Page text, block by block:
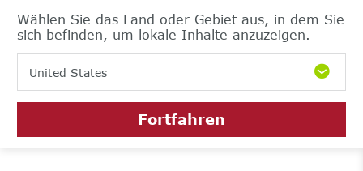
Wählen Sie das Land oder Gebiet aus, in dem Sie
sich befinden, um lokale Inhalte anzuzeigen.
United States
Fortfahren